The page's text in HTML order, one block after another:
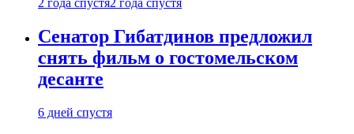
2 года спустя2 года спустя
Сенатор Гибатдинов предложил
снять фильм о гостомельском
десанте
6 дней спустя